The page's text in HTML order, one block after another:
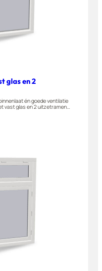
glas en 2
én goede ventilatie
vast glas en 2 uitzetramen